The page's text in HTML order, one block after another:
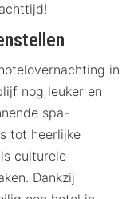
in
nog leuker en
spa-
tot heerlijke
culturele
Dankzij